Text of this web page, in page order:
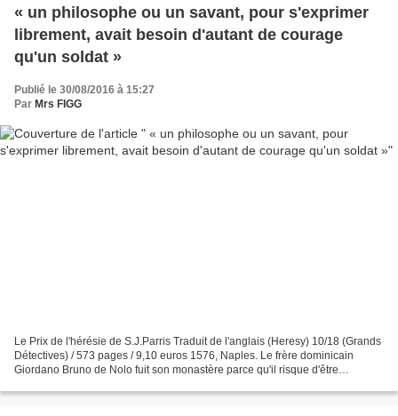
« un philosophe ou un savant, pour s'exprimer
librement, avait besoin d'autant de courage
qu'un soldat »
Publié le 30/08/2016 à 15:27
Par Mrs FIGG
Le Prix de l'hérésie de S.J.Parris Traduit de l'anglais (Heresy) 10/18 (Grands
Détectives) / 573 pages / 9,10 euros 1576, Naples. Le frère dominicain
Giordano Bruno de Nolo fuit son monastère parce qu'il risque d'être